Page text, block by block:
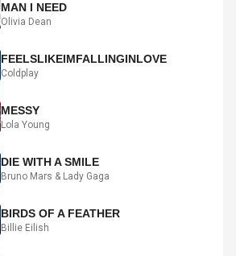
MAN I NEED
Olivia Dean
FEELSLIKEIMFALLINGINLOVE
Coldplay
MESSY
Lola Young
DIE WITH A SMILE
Bruno Mars & Lady Gaga
BIRDS OF A FEATHER
Billie Eilish